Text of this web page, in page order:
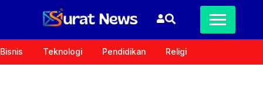
Bisnis Teknologi Pendidikan Religi